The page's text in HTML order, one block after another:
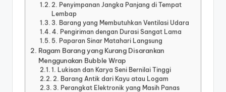
2. Penyimpanan Jangka Panjang di Tempat
Lembap
3. Barang yang Membutuhkan Ventilasi Udara
4. Pengiriman dengan Durasi Sangat Lama
5. Paparan Sinar Matahari Langsung
Ragam Barang yang Kurang Disarankan
Menggunakan Bubble Wrap
1. Lukisan dan Karya Seni Bernilai Tinggi
2. Barang Antik dari Kayu atau Logam
3. Perangkat Elektronik yang Masih Panas